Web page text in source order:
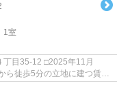
1室
年11月